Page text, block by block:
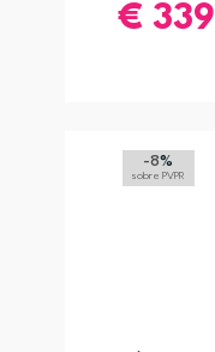
€ 339
-8%
sobre PVPR